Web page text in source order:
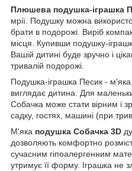
Плюшева подушка-іграшка
мрії. Подушку можна
брати в подорожі. Виріб
місця. Купивши подушку-
Вашій дитині буде зручно і
тривалій подорожі.
Подушка-іграшка Песик -
виглядає дитина. Для
Собачка може стати вірним і
садку, гостях, машині (при
М'яка подушка Собачка 3D
дозволяють комфортно
сучасним гіпоалергенним
утримує її форму. Іграшка не